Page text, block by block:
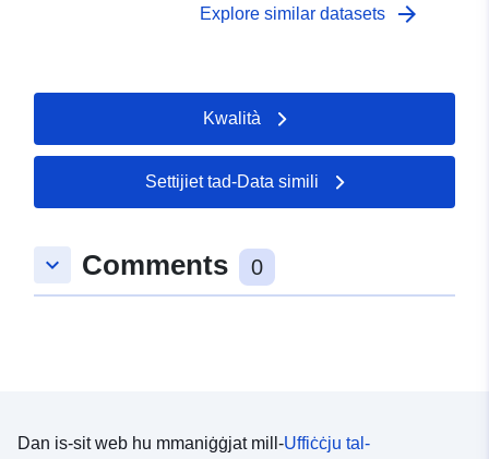
In addition, the proposed dataset meets the
Explore similar datasets arrow_forward
Kwalità
Settijiet tad-Data simili
keyboard_arrow_down Comments 0
Dan is-sit web hu mmaniġġjat mill-Uffiċċju tal-